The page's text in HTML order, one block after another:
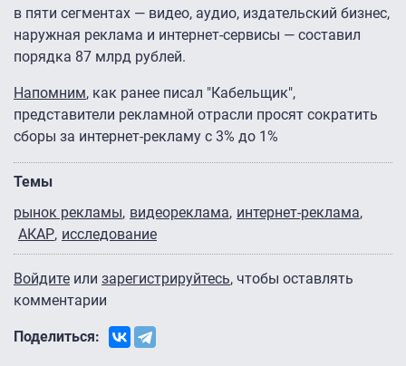
в пяти сегментах — видео, аудио, издательский бизнес,
наружная реклама и интернет-сервисы — составил
порядка 87 млрд рублей.
Напомним, как ранее писал "Кабельщик",
представители рекламной отрасли просят сократить
сборы за интернет-рекламу с 3% до 1%
Темы
рынок рекламы видеореклама интернет-реклама
АКАР исследование
Войдите или зарегистрируйтесь, чтобы оставлять
комментарии
Поделиться: